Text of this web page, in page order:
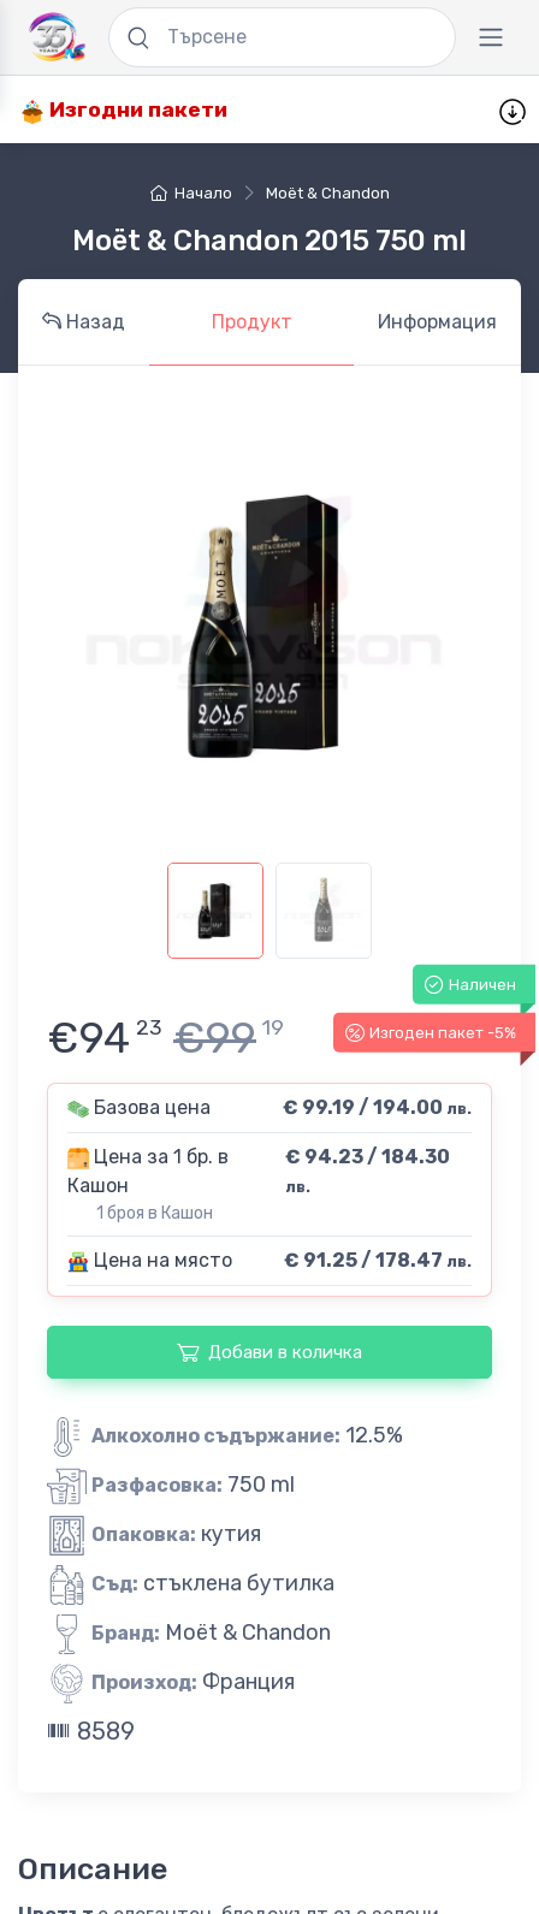
Изгодни пакети
Начало Moët & Chandon
Moët & Chandon 2015 750 ml
Назад Продукт Информация
Наличен
Изгоден пакет -5%
€94 23 €99 19
Базова цена € 99.19 / 194.00 лв.
Цена за 1 бр. в
Кашон
1 броя в Кашон
€ 94.23 / 184.30
лв.
Цена на място € 91.25 / 178.47 лв.
Добави в количка
Алкохолно съдържание: 12.5%
Разфасовка: 750 ml
Опаковка: кутия
Съд: стъклена бутилка
Бранд: Moët & Chandon
Произход: Франция
8589
Описание